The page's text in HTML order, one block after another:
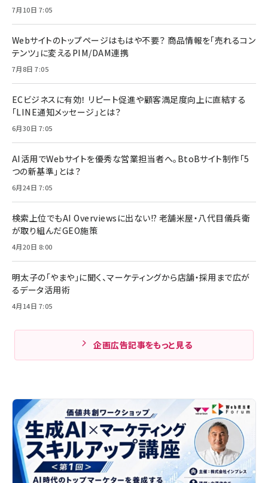
7月10日 7:05
Webサイトのトップページはもはや不要？ 商品情報を「売れるコン
テンツ」に変えるPIM/DAM連携
7月8日 7:05
ECビジネスに有効！ リピート促進や顧客満足度向上に直結する
「LINE通知メッセージ」とは？
6月30日 7:05
AI活用でWebサイトを優秀な営業担当者へ。BtoBサイト制作「5
つの新基準」とは？
6月24日 7:05
検索上位でもAI Overviewsに出ない!? 老舗米屋・八代目儀兵衛
が取り組んだGEO施策
4月20日 8:00
明太子の「やまや」に聞く、マーケティングから店舗・採用まで広が
るデータ活用術
4月14日 7:05
企画広告記事をもっと見る